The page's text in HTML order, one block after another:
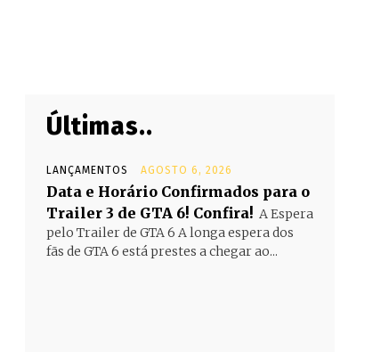
Últimas..
LANÇAMENTOS AGOSTO 6, 2026
Data e Horário Confirmados para o
Trailer 3 de GTA 6! Confira! A Espera
pelo Trailer de GTA 6 A longa espera dos
fãs de GTA 6 está prestes a chegar ao...